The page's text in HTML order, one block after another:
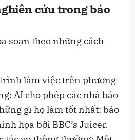
cứu trong báo
soạn theo những cách
làm việc trên phương
AI cho phép các nhà báo
gì họ làm tốt nhất: báo
họa bởi BBC’s Juicer.